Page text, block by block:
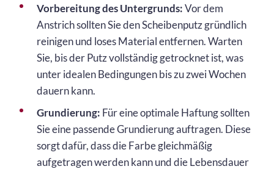
Vorbereitung des Untergrunds:Vor dem
Anstrich sollten Sie den Scheibenputz gründlich
reinigen und loses Material entfernen. Warten
Sie, bis der Putz vollständig getrocknet ist, was
unter idealen Bedingungen bis zu zwei Wochen
dauern kann.
Grundierung: Für eine optimale Haftung sollten
Sie eine passende Grundierung auftragen. Diese
sorgt dafür, dass die Farbe gleichmäßig
aufgetragen werden kann und die Lebensdauer